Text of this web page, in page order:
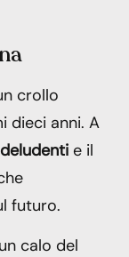
crollo
dieci anni. A
e il
futuro.
calo del